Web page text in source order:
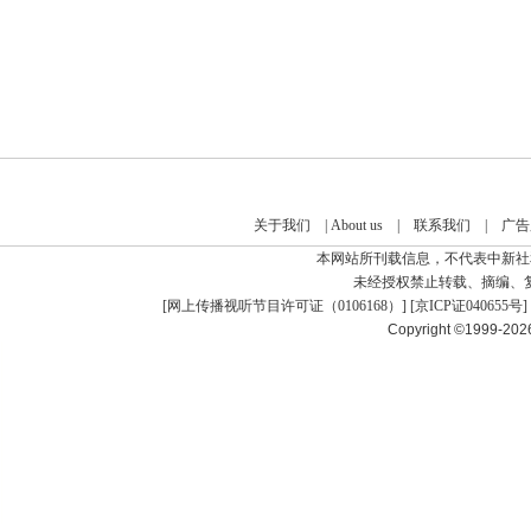
关于我们 About us| 联系我们
广
本网站所刊载信息，不代表中新
未经授权禁止转载、摘编、
[网上传播视听节目许可证（0106168） ] [京ICP证040655号]
Copyright ©1999-